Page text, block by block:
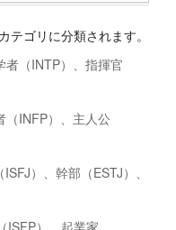
ゴリに分類されます。
者（INTP）、指揮官
（INFP）、主人公
）、幹部（ESTJ）、
ISFP）、起業家